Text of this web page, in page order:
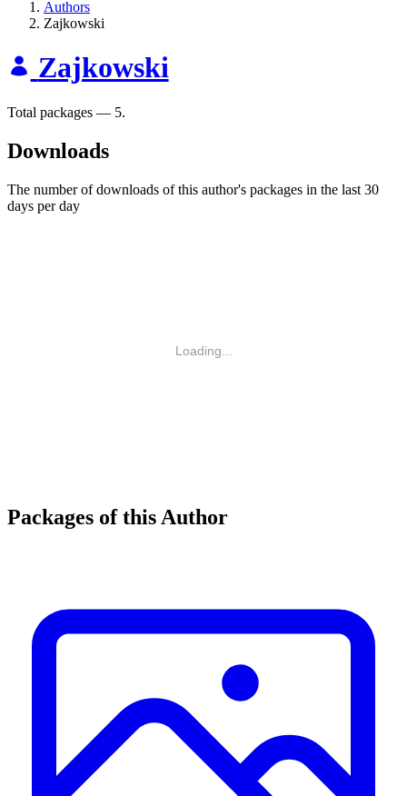
Authors
Zajkowski
Zajkowski
Total packages — 5.
Downloads
The number of downloads of this author's packages in the last 30
days per day
Loading...
Packages of this Author